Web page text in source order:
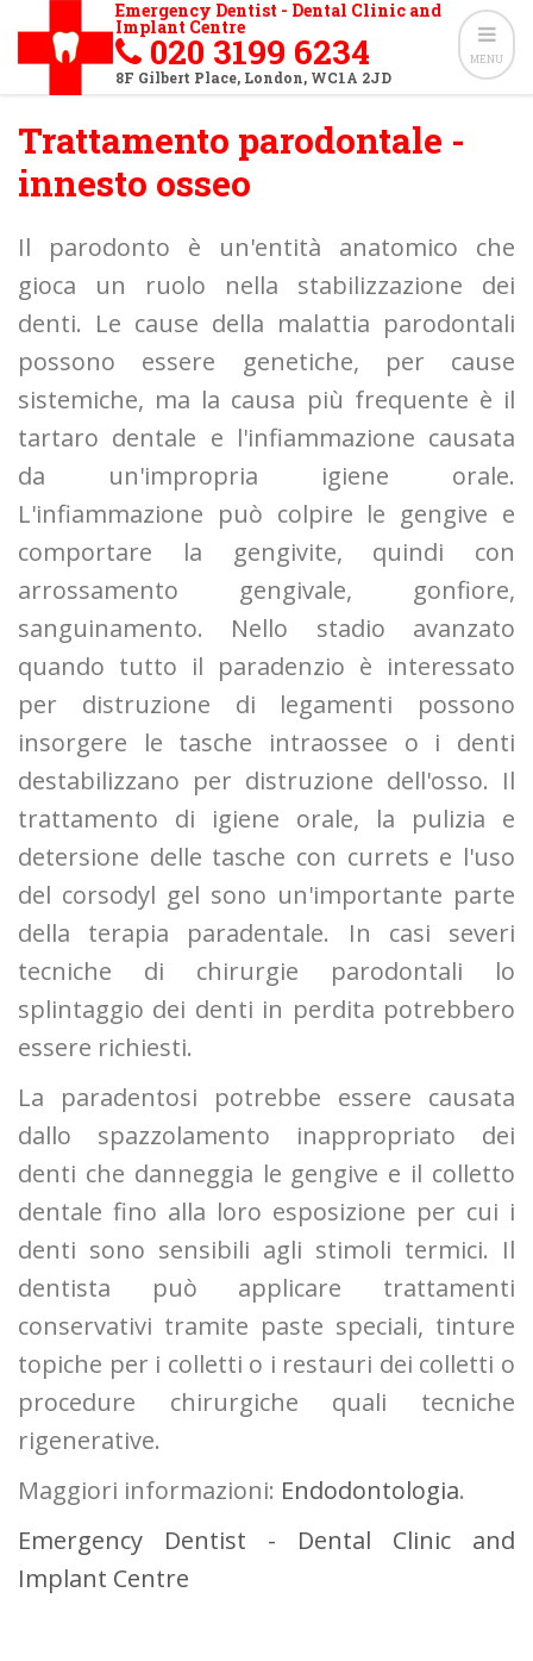
Trattamento parodontale -
innesto osseo
Il parodonto è un'entità anatomico che
gioca un ruolo nella stabilizzazione dei
denti. Le cause della malattia parodontali
possono essere genetiche, per cause
sistemiche, ma la causa più frequente è il
tartaro dentale e l'infiammazione causata
da un'impropria igiene orale.
L'infiammazione può colpire le gengive e
comportare la gengivite, quindi con
arrossamento gengivale, gonfiore,
sanguinamento. Nello stadio avanzato
quando tutto il paradenzio è interessato
per distruzione di legamenti possono
insorgere le tasche intraossee o i denti
destabilizzano per distruzione dell'osso. Il
trattamento di igiene orale, la pulizia e
detersione delle tasche con currets e l'uso
del corsodyl gel sono un'importante parte
della terapia paradentale. In casi severi
tecniche di chirurgie parodontali lo
splintaggio dei denti in perdita potrebbero
essere richiesti.
La paradentosi potrebbe essere causata
dallo spazzolamento inappropriato dei
denti che danneggia le gengive e il colletto
dentale fino alla loro esposizione per cui i
denti sono sensibili agli stimoli termici. Il
dentista può applicare trattamenti
conservativi tramite paste speciali, tinture
topiche per i colletti o i restauri dei colletti o
procedure chirurgiche quali tecniche
rigenerative.
Maggiori informazioni: Endodontologia.
Emergency Dentist - Dental Clinic and
Implant Centre
MENU
Emergency Dentist - Dental Clinic and
Implant Centre
020 3199 6234
8F Gilbert Place, London, WC1A 2JD